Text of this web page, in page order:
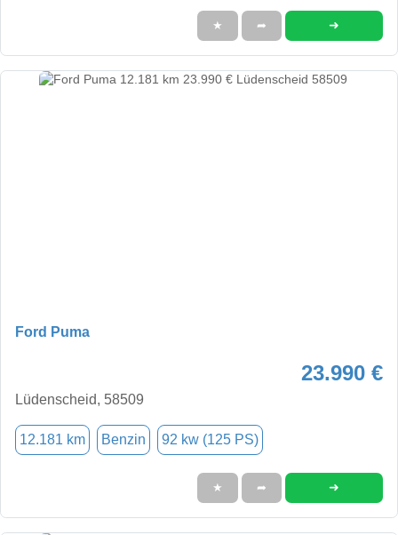
★ ➦ ➜
Ford Puma
23.990 €
Lüdenscheid, 58509
12.181 km Benzin 92 kw (125 PS)
★ ➦ ➜